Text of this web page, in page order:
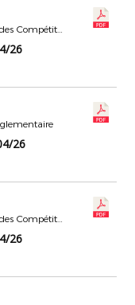
Commission Organisation des Compétitions
26
26
Commission Organisation des Compétitions
26